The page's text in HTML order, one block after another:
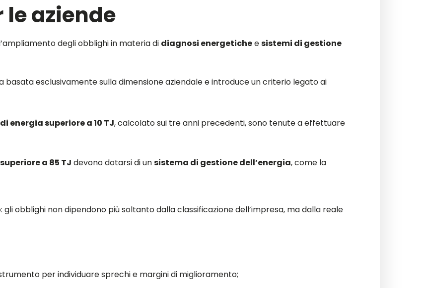
aziende
degli obblighi in materia di diagnosi energeticheesistemi di gestione
basata esclusivamente sulla dimensione aziendale e introduce un criterio legato ai
energia superiore a 10 TJ, calcolato sui tre anni precedenti, sono tenute a effettuare
a 85 TJ devono dotarsi di unsistema di gestione dell’energia, come la
obblighi non dipendono più soltanto dalla classificazione dell’impresa, ma dalla reale
per individuare sprechi e margini di miglioramento;